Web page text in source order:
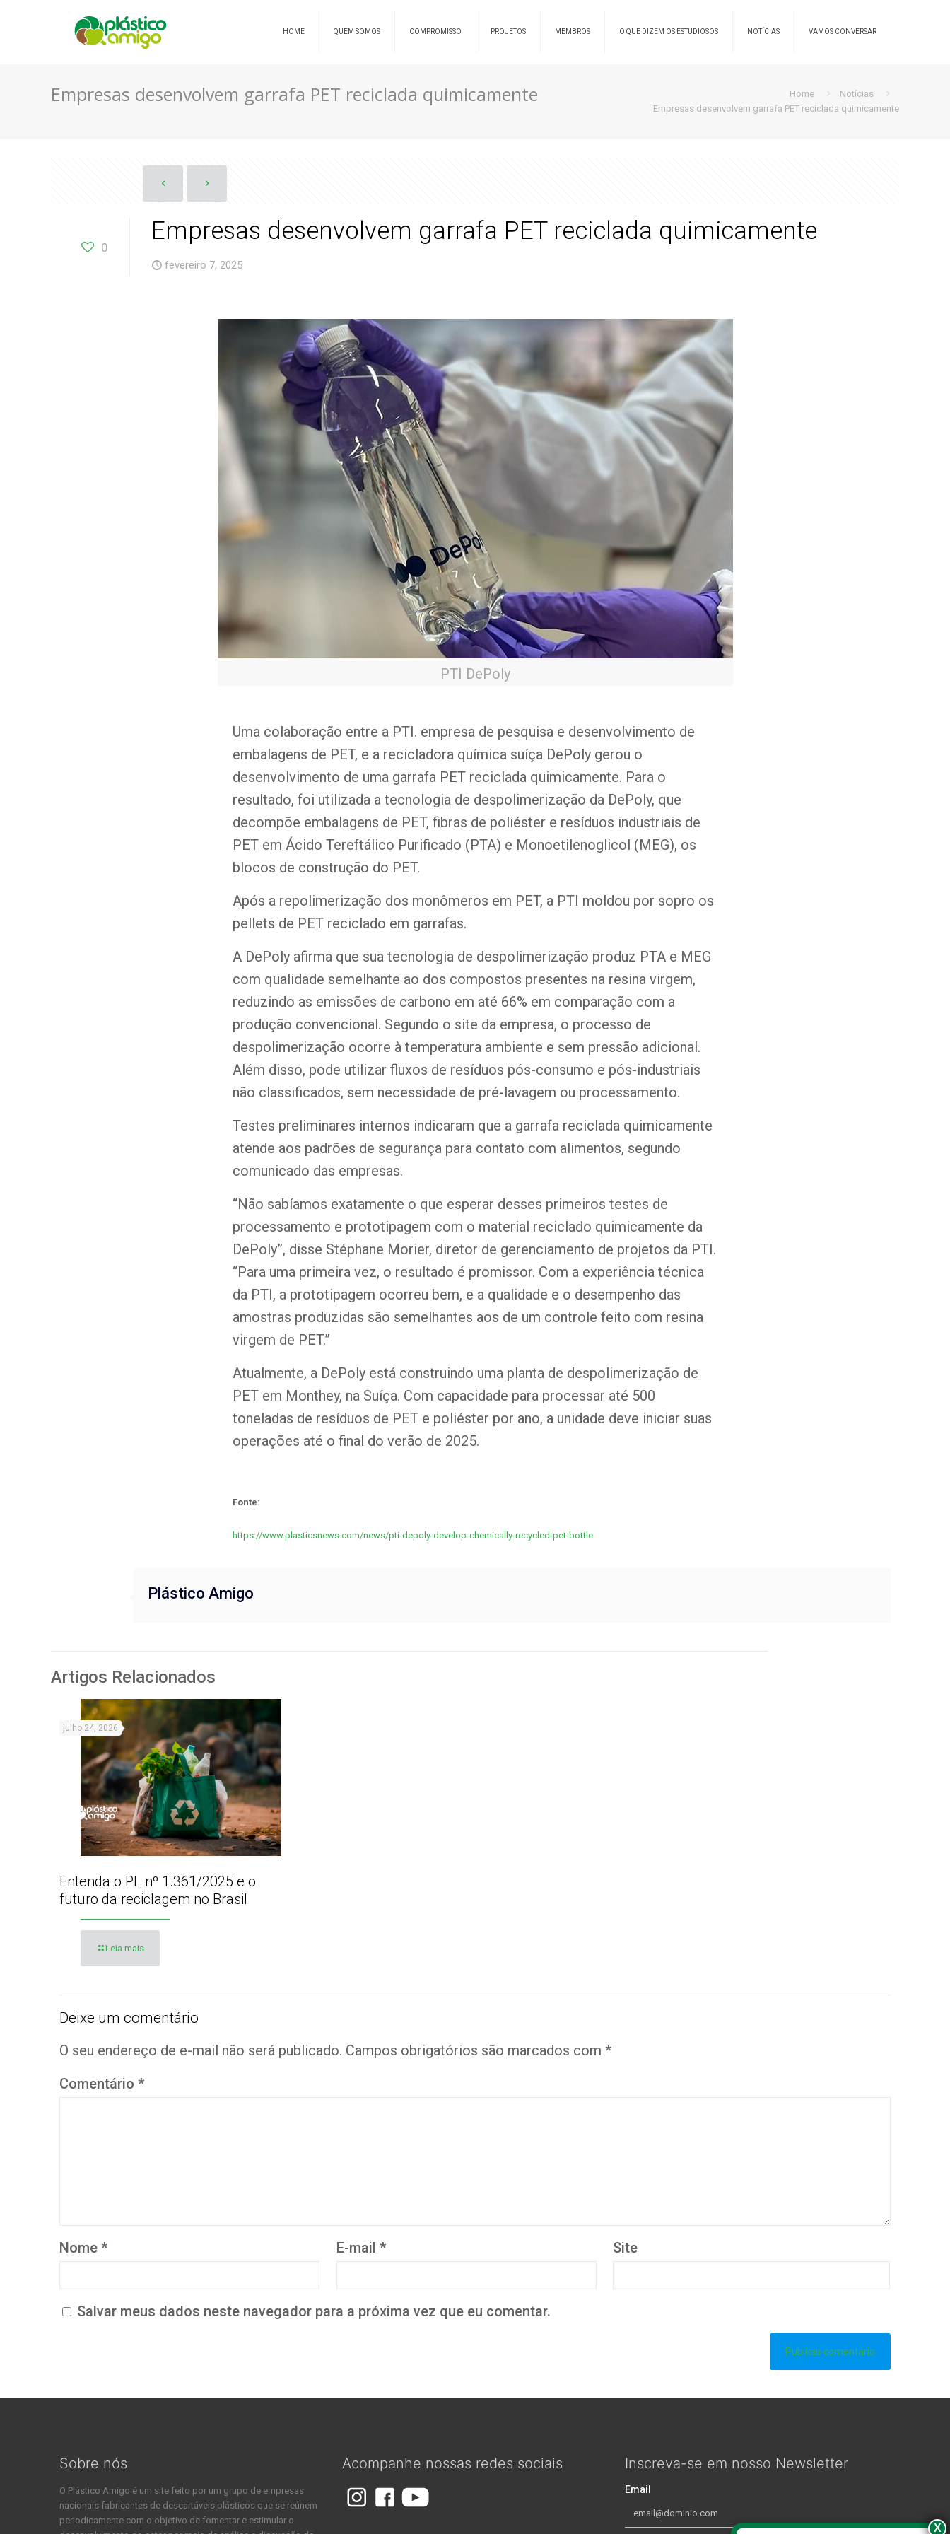
HOME QUEM SOMOS COMPROMISSO PROJETOS MEMBROS O QUE DIZEM OS ESTUDIOSOS NOTÍCIAS VAMOS CONVERSAR
Empresas desenvolvem garrafa PET reciclada quimicamente Home
Notícias
Empresas desenvolvem garrafa PET reciclada quimicamente
0
Empresas desenvolvem garrafa PET reciclada quimicamente
fevereiro 7, 2025
PTI DePoly
Uma colaboração entre a PTI. empresa de pesquisa e desenvolvimento de
embalagens de PET, e a recicladora química suíça DePoly gerou o
desenvolvimento de uma garrafa PET reciclada quimicamente. Para o
resultado, foi utilizada a tecnologia de despolimerização da DePoly, que
decompõe embalagens de PET, fibras de poliéster e resíduos industriais de
PET em Ácido Tereftálico Purificado (PTA) e Monoetilenoglicol (MEG), os
blocos de construção do PET.
Após a repolimerização dos monômeros em PET, a PTI moldou por sopro os
pellets de PET reciclado em garrafas.
A DePoly afirma que sua tecnologia de despolimerização produz PTA e MEG
com qualidade semelhante ao dos compostos presentes na resina virgem,
reduzindo as emissões de carbono em até 66% em comparação com a
produção convencional. Segundo o site da empresa, o processo de
despolimerização ocorre à temperatura ambiente e sem pressão adicional.
Além disso, pode utilizar fluxos de resíduos pós-consumo e pós-industriais
não classificados, sem necessidade de pré-lavagem ou processamento.
Testes preliminares internos indicaram que a garrafa reciclada quimicamente
atende aos padrões de segurança para contato com alimentos, segundo
comunicado das empresas.
“Não sabíamos exatamente o que esperar desses primeiros testes de
processamento e prototipagem com o material reciclado quimicamente da
DePoly”, disse Stéphane Morier, diretor de gerenciamento de projetos da PTI.
“Para uma primeira vez, o resultado é promissor. Com a experiência técnica
da PTI, a prototipagem ocorreu bem, e a qualidade e o desempenho das
amostras produzidas são semelhantes aos de um controle feito com resina
virgem de PET.”
Atualmente, a DePoly está construindo uma planta de despolimerização de
PET em Monthey, na Suíça. Com capacidade para processar até 500
toneladas de resíduos de PET e poliéster por ano, a unidade deve iniciar suas
operações até o final do verão de 2025.
Fonte:
https://www.plasticsnews.com/news/pti-depoly-develop-chemically-recycled-pet-bottle
Plástico Amigo
Artigos Relacionados
julho 24, 2026
Entenda o PL nº 1.361/2025 e o
futuro da reciclagem no Brasil
Leia mais
Deixe um comentário
O seu endereço de e-mail não será publicado. Campos obrigatórios são marcados com *
Comentário *
Nome * E-mail * Site
Salvar meus dados neste navegador para a próxima vez que eu comentar.
Sobre nós
O Plástico Amigo é um site feito por um grupo de empresas
nacionais fabricantes de descartáveis plásticos que se reúnem
periodicamente com o objetivo de fomentar e estimular o
Acompanhe nossas redes sociais Inscreva-se em nosso Newsletter